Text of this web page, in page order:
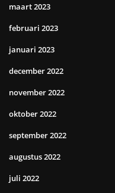
maart 2023
februari 2023
januari 2023
december 2022
november 2022
oktober 2022
september 2022
augustus 2022
juli 2022